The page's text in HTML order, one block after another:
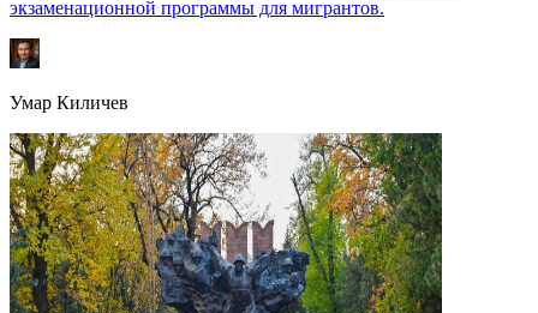
экзаменационной программы для мигрантов.
Умар Киличев